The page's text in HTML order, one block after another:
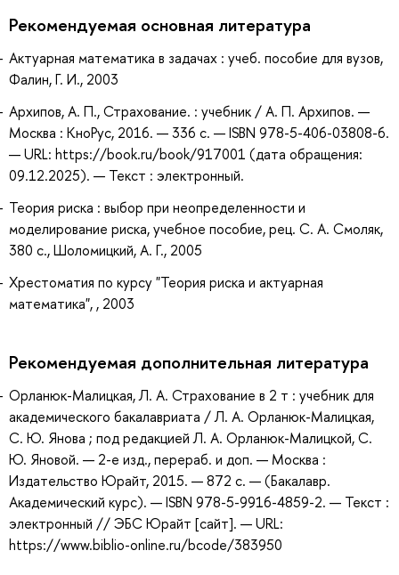
Рекомендуемая основная литература
Актуарная математика в задачах : учеб. пособие для вузов,
Фалин, Г. И., 2003
Архипов, А. П., Страхование. : учебник / А. П. Архипов. —
Москва : КноРус, 2016. — 336 с. — ISBN 978-5-406-03808-6.
— URL: https://book.ru/book/917001 (дата обращения:
09.12.2025). — Текст : электронный.
Теория риска : выбор при неопределенности и
моделирование риска, учебное пособие, рец. С. А. Смоляк,
380 с., Шоломицкий, А. Г., 2005
Хрестоматия по курсу "Теория риска и актуарная
математика", , 2003
Рекомендуемая дополнительная литература
Орланюк-Малицкая, Л. А. Страхование в 2 т : учебник для
академического бакалавриата / Л. А. Орланюк-Малицкая,
С. Ю. Янова ; под редакцией Л. А. Орланюк-Малицкой, С.
Ю. Яновой. — 2-е изд., перераб. и доп. — Москва :
Издательство Юрайт, 2015. — 872 с. — (Бакалавр.
Академический курс). — ISBN 978-5-9916-4859-2. — Текст :
электронный // ЭБС Юрайт [сайт]. — URL:
https://www.biblio-online.ru/bcode/383950